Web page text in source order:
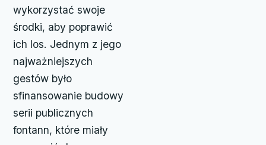
wykorzystać swoje
środki, aby poprawić
ich los. Jednym z jego
najważniejszych
gestów było
sfinansowanie budowy
serii publicznych
fontann, które miały